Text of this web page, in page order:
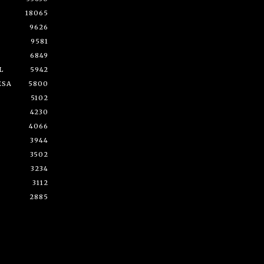
18065
9626
9581
6849
5942
5800
5102
4230
4066
3944
3502
3234
3112
2885